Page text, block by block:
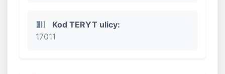
Kod TERYT ulicy:
17011